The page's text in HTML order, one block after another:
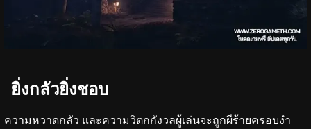
ยิ่งกลัวยิ่งชอบ
ความหวาดกลัว และความวิตกกังวลผู้เล่นจะถูกผีร้ายครอบงำ